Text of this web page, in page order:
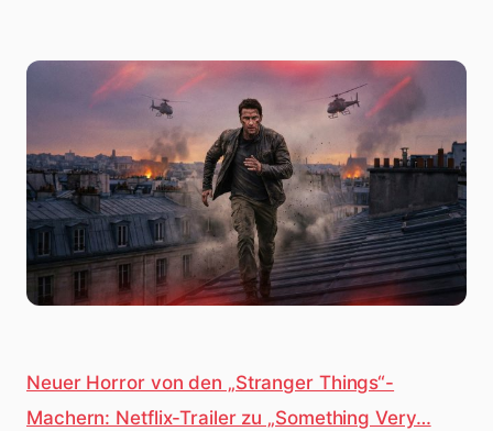
Neuer Horror von den „Stranger Things“-
Machern: Netflix-Trailer zu „Something Very…